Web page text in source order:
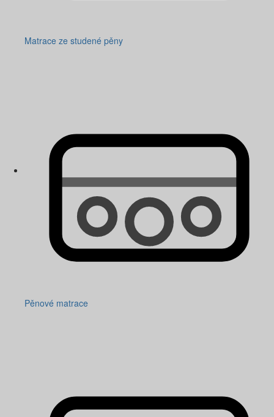
Matrace ze studené pěny
Pěnové matrace